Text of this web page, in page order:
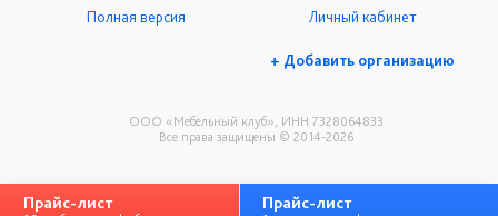
ООО «Мебельный клуб», ИНН 7328064833
Все права защищены © 2014-2026
Полная версия Личный кабинет
+ Добавить организацию
Прайс-лист Прайс-лист